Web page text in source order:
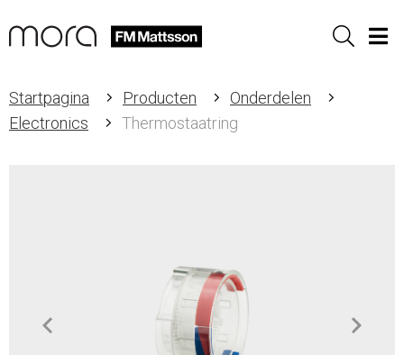
Sök
Startpagina Producten
Onderdelen
Electronics
Thermostaatring